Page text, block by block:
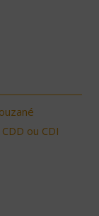
ou CDI